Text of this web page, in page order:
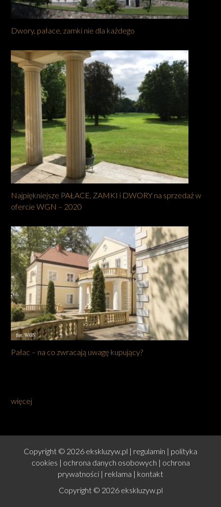
Dwory, pałace, zamki nie dla każdego
Najpiękniejsze PAŁACE, ZAMKI i DWORY na sprzedaż w
ofercie WGN – 2020
Pałac – na co zwracają uwagę kupujący?
więcej
Copyright © 2026 ekskluzyw.pl | regulamin | polityka
cookies | ochrona danych osobowych | ochrona
prywatności | reklama | kontakt
Copyright © 2026 ekskluzyw.pl